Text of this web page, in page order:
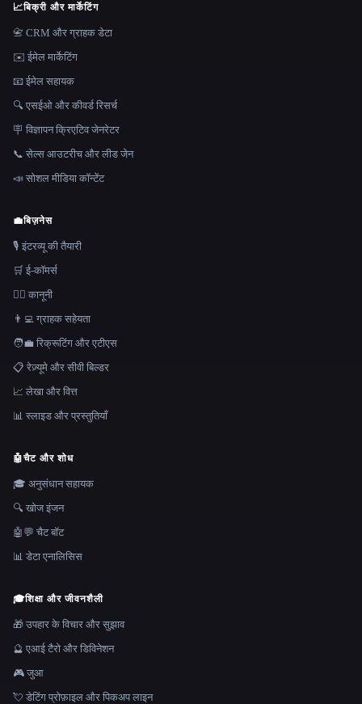
📈बिक्री और मार्केटिंग
📇 CRM और ग्राहक डेटा
✉️ ईमेल मार्केटिंग
📧 ईमेल सहायक
🔍 एसईओ और कीवर्ड रिसर्च
🪧 विज्ञापन क्रिएटिव जेनरेटर
📞 सेल्स आउटरीच और लीड जेन
📣 सोशल मीडिया कॉन्टेंट
💼बिज़नेस
🎙️ इंटरव्यू की तैयारी
🛒 ई-कॉमर्स
👩‍⚖️ कानूनी
👨‍💻 ग्राहक सहेयता
🧑‍💼 रिक्रूटिंग और एटीएस
📋 रेज़्यूमे और सीवी बिल्डर
📈 लेखा और वित्त
📊 स्लाइड और प्रस्तुतियाँ
🤖चैट और शोध
🎓 अनुसंधान सहायक
🔍 खोज इंजन
🤖💬 चैट बॉट
📊 डेटा एनालिसिस
🎓शिक्षा और जीवनशैली
🎁 उपहार के विचार और सुझाव
🔮 एआई टैरो और डिविनेशन
🎮 जुआ
💘 डेटिंग प्रोफ़ाइल और पिकअप लाइन